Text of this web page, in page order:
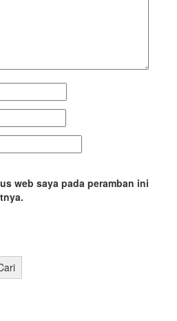
web saya pada peramban ini